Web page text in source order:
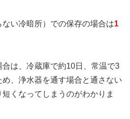
い冷暗所）での保存の場合は1
は、冷蔵庫で約10日、常温で3
、浄水器を通す場合と通さない
くなってしまうのがわかりま